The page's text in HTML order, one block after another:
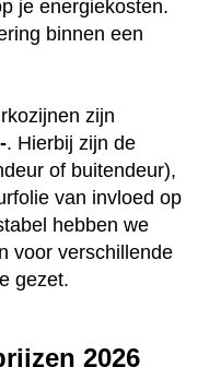
je energiekosten.
binnen een
zijn
. Hierbij zijn de
of buitendeur),
van invloed op
hebben we
voor verschillende
gezet.
2026